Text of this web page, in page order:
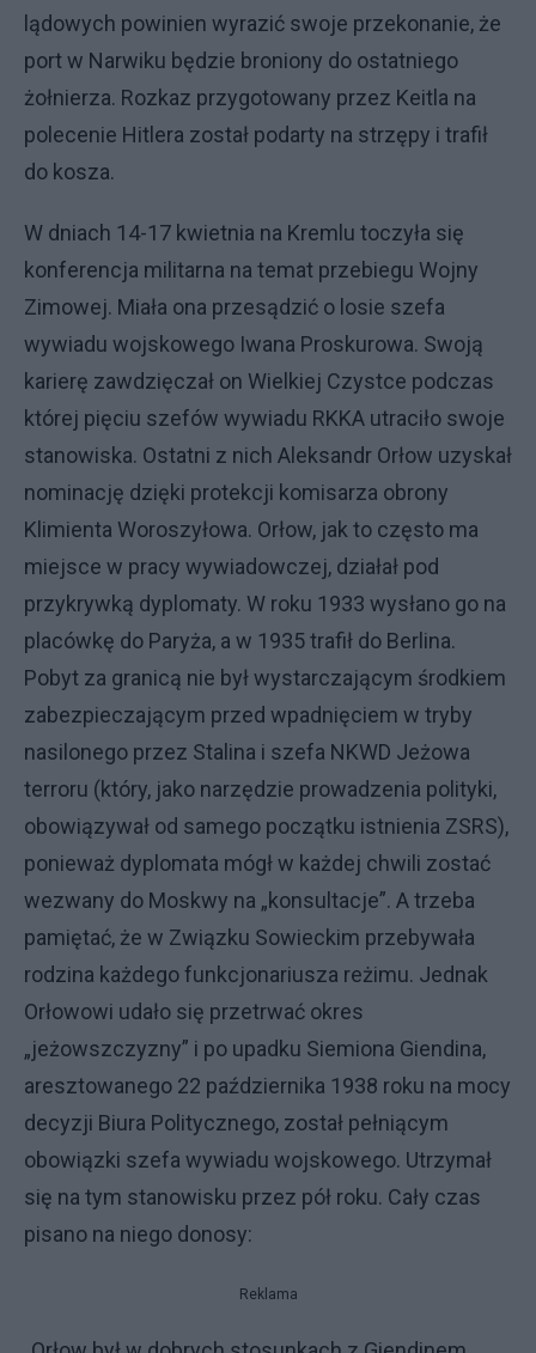
lądowych powinien wyrazić swoje przekonanie, że
port w Narwiku będzie broniony do ostatniego
żołnierza. Rozkaz przygotowany przez Keitla na
polecenie Hitlera został podarty na strzępy i trafił
do kosza.
W dniach 14-17 kwietnia na Kremlu toczyła się
konferencja militarna na temat przebiegu Wojny
Zimowej. Miała ona przesądzić o losie szefa
wywiadu wojskowego Iwana Proskurowa. Swoją
karierę zawdzięczał on Wielkiej Czystce podczas
której pięciu szefów wywiadu RKKA utraciło swoje
stanowiska. Ostatni z nich Aleksandr Orłow uzyskał
nominację dzięki protekcji komisarza obrony
Klimienta Woroszyłowa. Orłow, jak to często ma
miejsce w pracy wywiadowczej, działał pod
przykrywką dyplomaty. W roku 1933 wysłano go na
placówkę do Paryża, a w 1935 trafił do Berlina.
Pobyt za granicą nie był wystarczającym środkiem
zabezpieczającym przed wpadnięciem w tryby
nasilonego przez Stalina i szefa NKWD Jeżowa
terroru (który, jako narzędzie prowadzenia polityki,
obowiązywał od samego początku istnienia ZSRS),
ponieważ dyplomata mógł w każdej chwili zostać
wezwany do Moskwy na „konsultacje”. A trzeba
pamiętać, że w Związku Sowieckim przebywała
rodzina każdego funkcjonariusza reżimu. Jednak
Orłowowi udało się przetrwać okres
„jeżowszczyzny” i po upadku Siemiona Giendina,
aresztowanego 22 października 1938 roku na mocy
decyzji Biura Politycznego, został pełniącym
obowiązki szefa wywiadu wojskowego. Utrzymał
się na tym stanowisku przez pół roku. Cały czas
pisano na niego donosy:
Reklama